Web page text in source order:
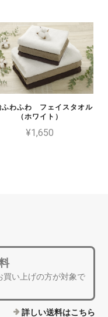
ふわふわ フェイスタオル
（ホワイト）
¥1,650
い上げの方が対象で
詳しい送料はこちら